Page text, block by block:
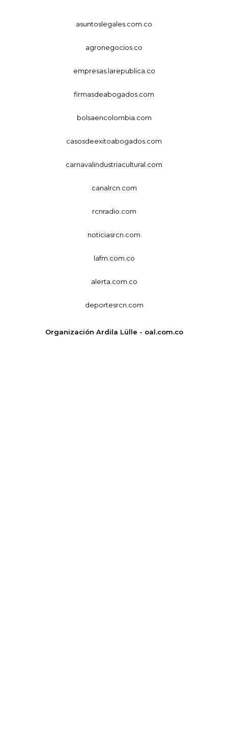
asuntoslegales.com.co
agronegocios.co
empresas.larepublica.co
firmasdeabogados.com
bolsaencolombia.com
casosdeexitoabogados.com
carnavalindustriacultural.com
canalrcn.com
rcnradio.com
noticiasrcn.com
lafm.com.co
alerta.com.co
deportesrcn.com
Organización Ardila Lülle - oal.com.co